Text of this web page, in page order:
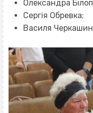
Олександра
Сергія Обревка;
Василя